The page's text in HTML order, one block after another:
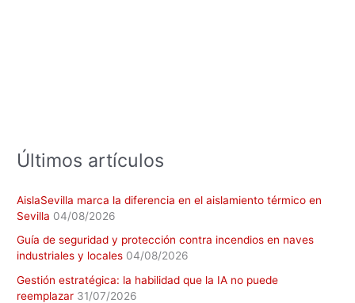
Últimos artículos
AislaSevilla marca la diferencia en el aislamiento térmico en
Sevilla 04/08/2026
Guía de seguridad y protección contra incendios en naves
industriales y locales 04/08/2026
Gestión estratégica: la habilidad que la IA no puede
reemplazar 31/07/2026